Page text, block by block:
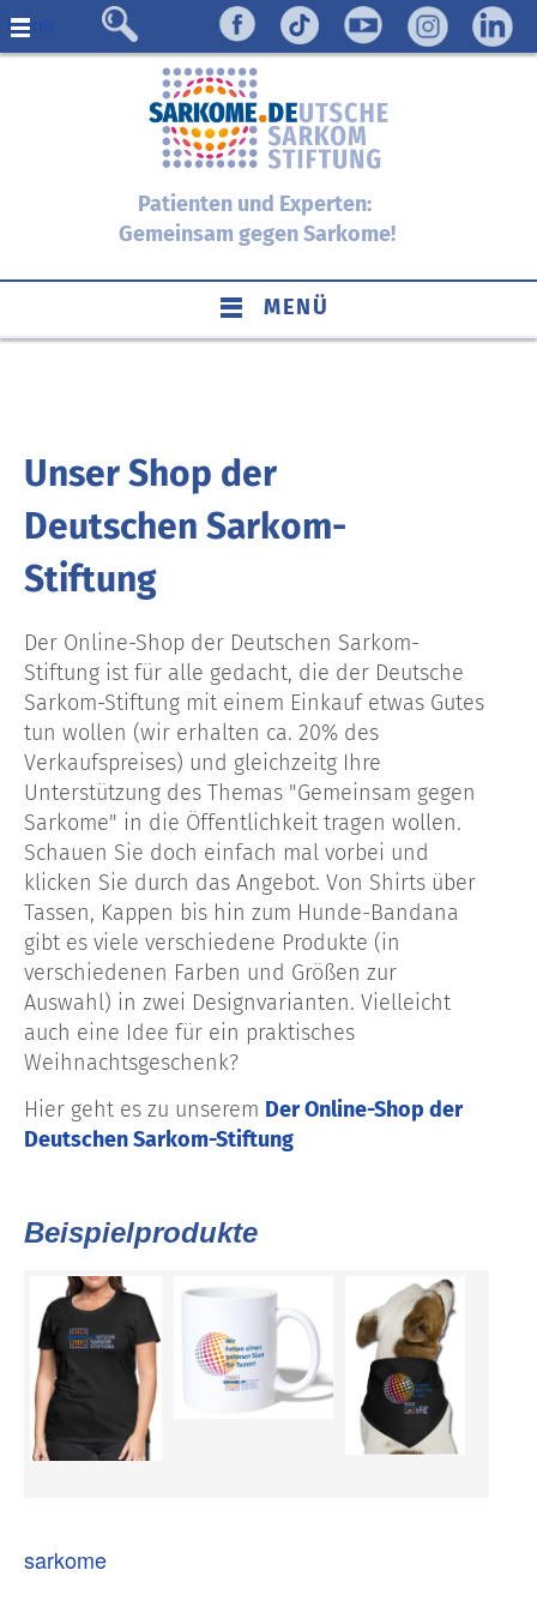
Menü
Patienten und Experten:
Gemeinsam gegen Sarkome!
MENÜ
Unser Shop der
Deutschen Sarkom-
Stiftung
Der Online-Shop der Deutschen Sarkom-
Stiftung ist für alle gedacht, die der Deutsche
Sarkom-Stiftung mit einem Einkauf etwas Gutes
tun wollen (wir erhalten ca. 20% des
Verkaufspreises) und gleichzeitg Ihre
Unterstützung des Themas "Gemeinsam gegen
Sarkome" in die Öffentlichkeit tragen wollen.
Schauen Sie doch einfach mal vorbei und
klicken Sie durch das Angebot. Von Shirts über
Tassen, Kappen bis hin zum Hunde-Bandana
gibt es viele verschiedene Produkte (in
verschiedenen Farben und Größen zur
Auswahl) in zwei Designvarianten. Vielleicht
auch eine Idee für ein praktisches
Weihnachtsgeschenk?
Hier geht es zu unserem Der Online-Shop der
Deutschen Sarkom-Stiftung
Beispielprodukte
sarkome